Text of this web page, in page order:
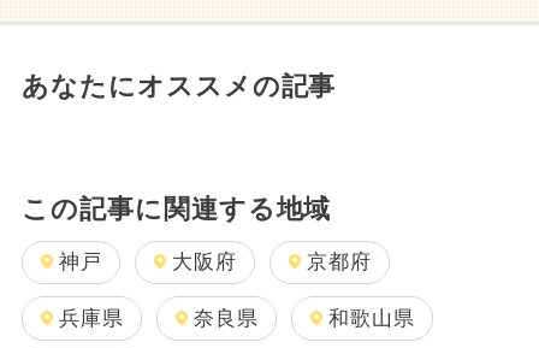
あなたにオススメの記事
この記事に関連する地域
神戸 大阪府 京都府
兵庫県 奈良県 和歌山県